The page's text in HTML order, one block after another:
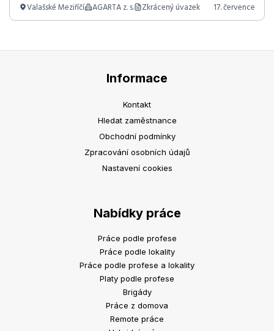
Valašské Meziříčí AGARTA z. s. Zkrácený úvazek 17. července
Informace
Kontakt
Hledat zaměstnance
Obchodní podmínky
Zpracování osobních údajů
Nastavení cookies
Nabídky práce
Práce podle profese
Práce podle lokality
Práce podle profese a lokality
Platy podle profese
Brigády
Práce z domova
Remote práce